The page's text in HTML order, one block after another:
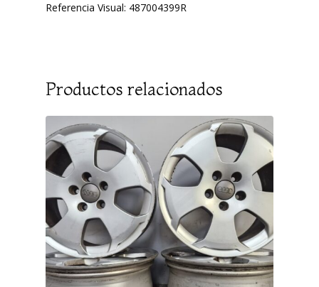
Referencia Visual: 487004399R
Productos relacionados